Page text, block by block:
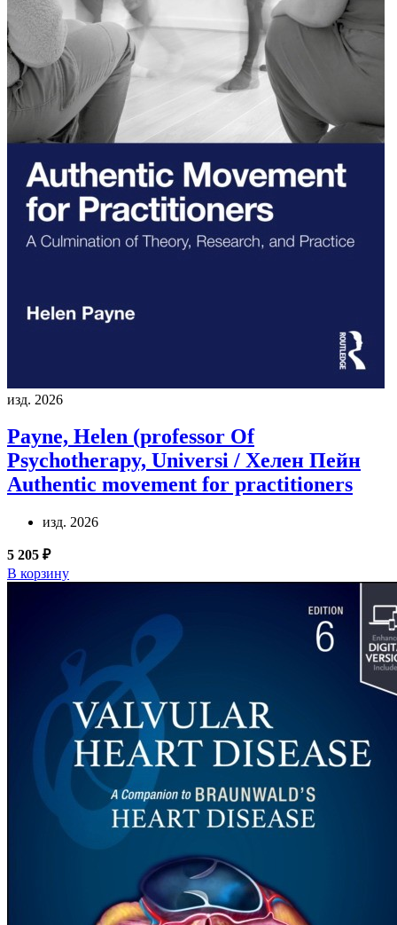
изд. 2026
Payne, Helen (professor Of
Psychotherapy, Universi / Хелен Пейн
Authentic movement for practitioners
изд. 2026
5 205 ₽
В корзину